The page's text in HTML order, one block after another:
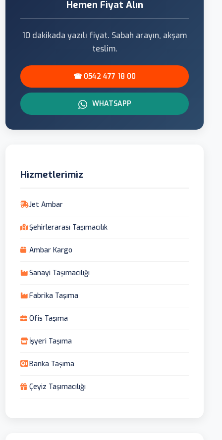
Hemen Fiyat Alın
10 dakikada yazılı fiyat. Sabah arayın, akşam
teslim.
☎ 0542 477 18 00
WHATSAPP
Hizmetlerimiz
Jet Ambar
Şehirlerarası Taşımacılık
Ambar Kargo
Sanayi Taşımacılığı
Fabrika Taşıma
Ofis Taşıma
İşyeri Taşıma
Banka Taşıma
Çeyiz Taşımacılığı